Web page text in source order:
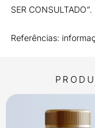
SER CONSULTADO”.
Referências: